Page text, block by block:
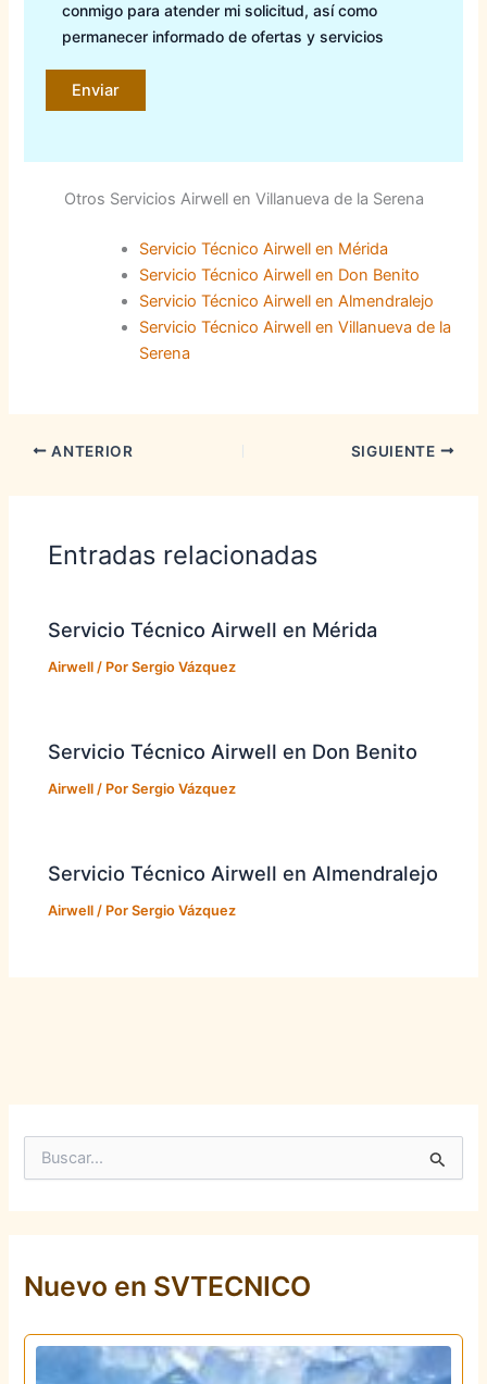
conmigo para atender mi solicitud, así como
permanecer informado de ofertas y servicios
Otros Servicios Airwell en Villanueva de la Serena
Servicio Técnico Airwell en Mérida
Servicio Técnico Airwell en Don Benito
Servicio Técnico Airwell en Almendralejo
Servicio Técnico Airwell en Villanueva de la
Serena
ANTERIOR SIGUIENTE
Entradas relacionadas
Servicio Técnico Airwell en Mérida
Airwell / PorSergio Vázquez
Servicio Técnico Airwell en Don Benito
Airwell / PorSergio Vázquez
Servicio Técnico Airwell en Almendralejo
Airwell / PorSergio Vázquez
p
o
:
Nuevo en SVTECNICO